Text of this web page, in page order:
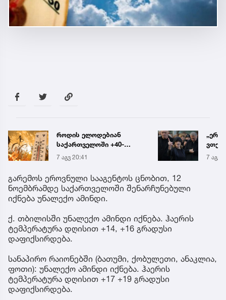
როდის ელოდებიან
საქართველოში +40-
გრადუსიან სიცხეს
7 აგვ 20:41
ნია
7 აგვ
გარემოს ეროვნული სააგენტოს ცნობით, 12
ნოემბრამდე საქართველოში შენარჩუნებული
იქნება უნალექო ამინდი.
ქ. თბილისში უნალექო ამინდი იქნება. ჰაერის
ტემპერატურა დღისით +14, +16 გრადუსი
დაფიქსირდება.
სანაპირო რაიონებში (ბათუმი, ქობულეთი, ანაკლია,
ფოთი): უნალექო ამინდი იქნება. ჰაერის
ტემპერატურა დღისით +17 +19 გრადუსი
დაფიქსირდება.